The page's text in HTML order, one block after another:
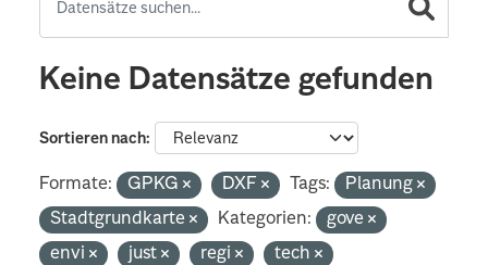
Keine Datensätze gefunden
Sortieren nach
Formate: GPKG DXF Tags:
Planung
Stadtgrundkarte
Kategorien:
gove
envi
just regi tech